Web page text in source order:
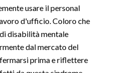
usare il personal
d'ufficio. Coloro che
disabilità mentale
dal mercato del
prima e riflettere